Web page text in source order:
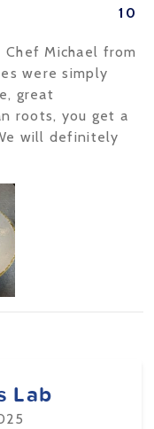
10
Michael from
were simply
great
roots, you get a
will definitely
Lab